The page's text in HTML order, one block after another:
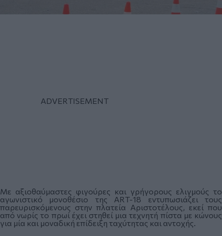
Με αξιοθαύμαστες φιγούρες και γρήγορους ελιγμούς το
αγωνιστικό μονοθέσιο της ART-18 εντυπωσιάζει τους
παρευρισκόμενους στην πλατεία Αριστοτέλους, εκεί που
από νωρίς το πρωί έχει στηθεί μια τεχνητή πίστα με κώνους
για μία και μοναδική επίδειξη ταχύτητας και αντοχής.